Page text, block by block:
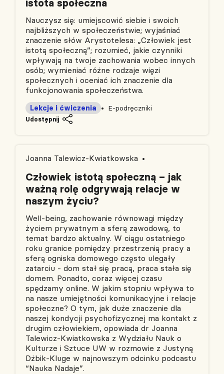
istota społeczna
Nauczysz się: umiejscowić siebie i swoich
najbliższych w społeczeństwie; wyjaśniać
znaczenie słów Arystotelesa: „Człowiek jest
istotą społeczną”; rozumieć, jakie czynniki
wpływają na twoje zachowania wobec innych
osób; wymieniać różne rodzaje więzi
społecznych i oceniać ich znaczenie dla
funkcjonowania społeczeństwa.
E-podręczniki
Lekcje i ćwiczenia
Udostępnij
Joanna Talewicz-Kwiatkowska
Człowiek istotą społeczną – jak
ważną rolę odgrywają relacje w
naszym życiu?
Well-being, zachowanie równowagi między
życiem prywatnym a sferą zawodową, to
temat bardzo aktualny. W ciągu ostatniego
roku granice pomiędzy przestrzenią pracy a
sferą ogniska domowego często ulegały
zatarciu - dom stał się pracą, praca stała się
domem. Ponadto, coraz więcej czasu
spędzamy online. W jakim stopniu wpływa to
na nasze umiejętności komunikacyjne i relacje
społeczne? O tym, jak duże znaczenie dla
naszej kondycji psychofizycznej ma kontakt z
drugim człowiekiem, opowiada dr Joanna
Talewicz-Kwiatkowska z Wydziału Nauk o
Kulturze i Sztuce UW w rozmowie z Justyną
Dżbik-Kluge w najnowszym odcinku podcastu
“Nauka Nadaje”.